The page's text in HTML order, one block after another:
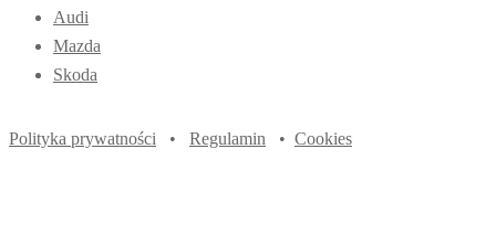
Audi
Mazda
Skoda
Polityka prywatności • Regulamin • Cookies